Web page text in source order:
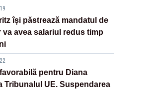
își păstrează mandatul de
va avea salariul redus timp
pentru Diana
Tribunalul UE. Suspendarea